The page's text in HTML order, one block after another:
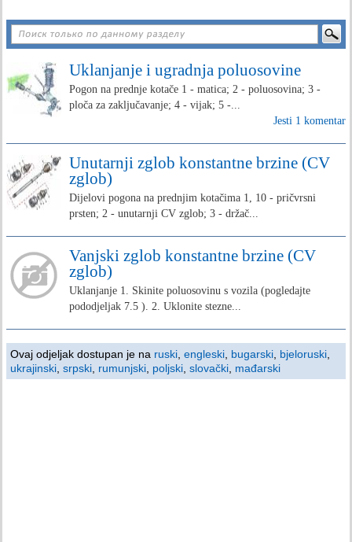
Uklanjanje i ugradnja poluosovine
Pogon na prednje kotače 1 - matica; 2 - poluosovina; 3 -
ploča za zaključavanje; 4 - vijak; 5 -...
Jesti 1 komentar
Unutarnji zglob konstantne brzine (CV
zglob)
Dijelovi pogona na prednjim kotačima 1, 10 - pričvrsni
prsten; 2 - unutarnji CV zglob; 3 - držač...
Vanjski zglob konstantne brzine (CV
zglob)
Uklanjanje 1. Skinite poluosovinu s vozila (pogledajte
pododjeljak 7.5 ). 2. Uklonite stezne...
Ovaj odjeljak dostupan je na ruski engleski bugarski bjeloruski
ukrajinski srpski rumunjski poljski slovački mađarski